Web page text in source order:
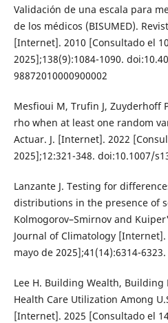
Validación de una escala para
de los médicos (BISUMED).
[Internet]. 2010 [Consultado el
2025];138(9):1084-1090.
98872010000900002
Mesfioui M, Trufin J, Zuyderhoff
rho when at least one random
Actuar. J. [Internet]. 2022
2025];12:321-348. doi:10.1007/
Lanzante J. Testing for
distributions in the presence of
Kolmogorov–Smirnov and
Journal of Climatology
mayo de 2025];41(14):6314-
Lee H. Building Wealth,
Health Care Utilization Among
[Internet]. 2025 [Consultado el